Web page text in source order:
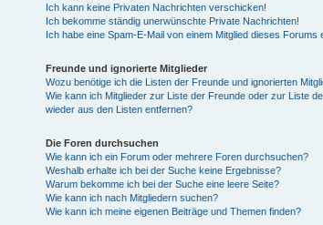
Ich kann keine Privaten Nachrichten verschicken!
Ich bekomme ständig unerwünschte Private Nachrichten!
Ich habe eine Spam-E-Mail von einem Mitglied dieses Forums
Freunde und ignorierte Mitglieder
Wozu benötige ich die Listen der Freunde und ignorierten
Wie kann ich Mitglieder zur Liste der Freunde oder zur Liste
wieder aus den Listen entfernen?
Die Foren durchsuchen
Wie kann ich ein Forum oder mehrere Foren durchsuchen?
Weshalb erhalte ich bei der Suche keine Ergebnisse?
Warum bekomme ich bei der Suche eine leere Seite?
Wie kann ich nach Mitgliedern suchen?
Wie kann ich meine eigenen Beiträge und Themen finden?